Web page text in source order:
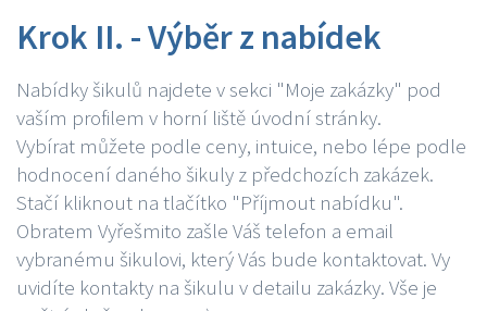
Krok II. - Výběr z nabídek
Nabídky šikulů najdete v sekci "Moje zakázky" pod
vaším profilem v horní liště úvodní stránky.
Vybírat můžete podle ceny, intuice, nebo lépe podle
hodnocení daného šikuly z předchozích zakázek.
Stačí kliknout na tlačítko "Příjmout nabídku".
Obratem Vyřešmito zašle Váš telefon a email
vybranému šikulovi, který Vás bude kontaktovat. Vy
uvidíte kontakty na šikulu v detailu zakázky. Vše je